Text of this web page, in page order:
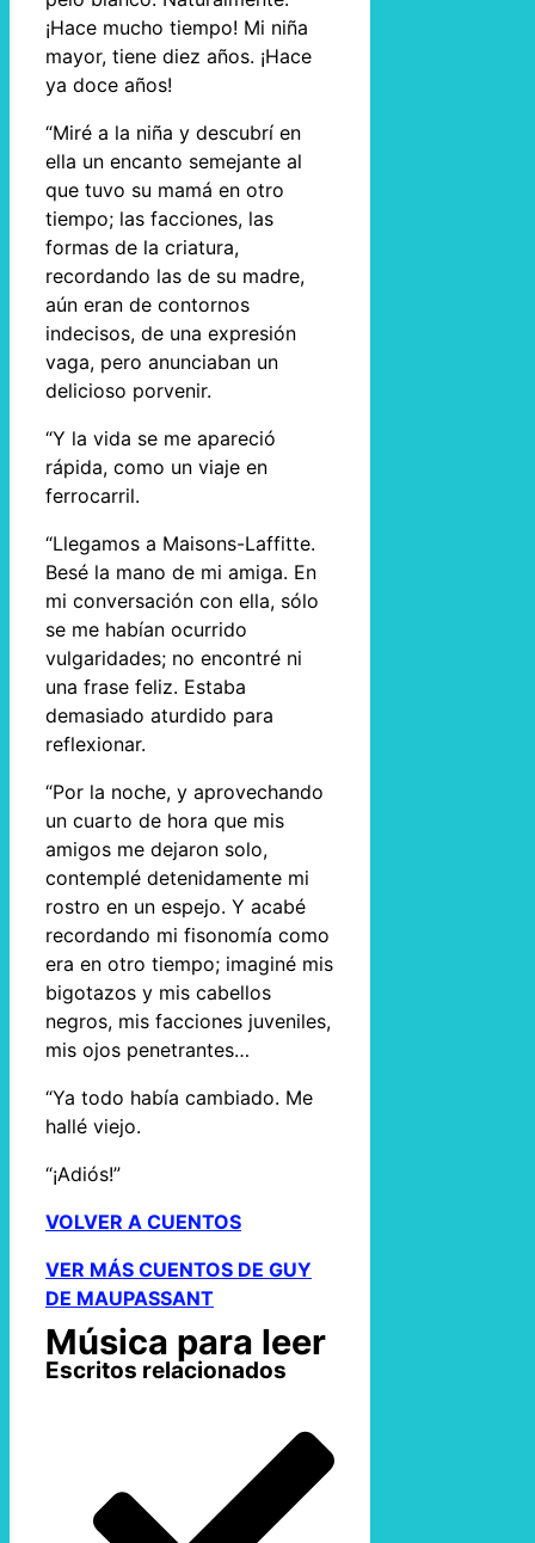
¡Hace mucho tiempo! Mi niña
mayor, tiene diez años. ¡Hace
ya doce años!
“Miré a la niña y descubrí en
ella un encanto semejante al
que tuvo su mamá en otro
tiempo; las facciones, las
formas de la criatura,
recordando las de su madre,
aún eran de contornos
indecisos, de una expresión
vaga, pero anunciaban un
delicioso porvenir.
“Y la vida se me apareció
rápida, como un viaje en
ferrocarril.
“Llegamos a Maisons-Laffitte.
Besé la mano de mi amiga. En
mi conversación con ella, sólo
se me habían ocurrido
vulgaridades; no encontré ni
una frase feliz. Estaba
demasiado aturdido para
reflexionar.
“Por la noche, y aprovechando
un cuarto de hora que mis
amigos me dejaron solo,
contemplé detenidamente mi
rostro en un espejo. Y acabé
recordando mi fisonomía como
era en otro tiempo; imaginé mis
bigotazos y mis cabellos
negros, mis facciones juveniles,
mis ojos penetrantes…
“Ya todo había cambiado. Me
hallé viejo.
“¡Adiós!”
VOLVER A CUENTOS
VER MÁS CUENTOS DE GUY
DE MAUPASSANT
Música para leer
Escritos relacionados